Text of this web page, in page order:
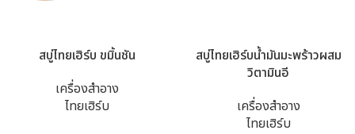
สบู่ไทยเฮิร์บ ขมิ้นชัน
เครื่องสำอาง
ไทยเฮิร์บ
สบู่ไทยเฮิร์บน้ำมันมะพร้าวผสม
วิตามินอี
เครื่องสำอาง
ไทยเฮิร์บ